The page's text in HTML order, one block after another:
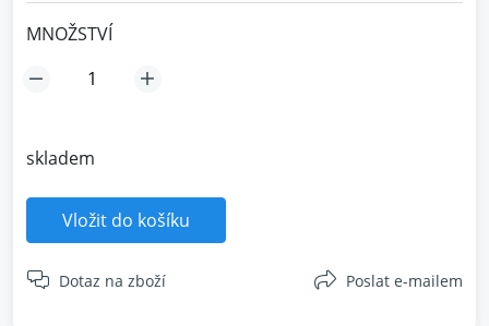
MNOŽSTVÍ
skladem
Vložit do košíku
Dotaz na zboží Poslat e-mailem